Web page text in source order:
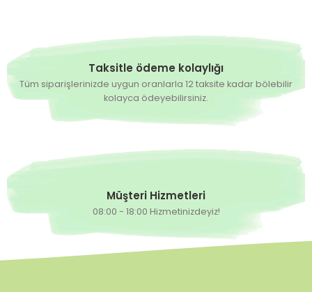
Taksitle ödeme kolaylığı
Tüm siparişlerinizde uygun oranlarla 12 taksite kadar bölebilir
kolayca ödeyebilirsiniz.
Müşteri Hizmetleri
08:00 - 18:00 Hizmetinizdeyiz!